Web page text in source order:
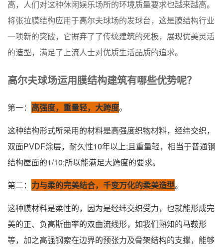
高，人们对这种休闲娱乐场所的环境质量要求也越来越高。
将张拉膜结构应用于高尔夫球场的发球台，这是膜结构行业
一项新的突破，它摒弃了了传统建筑的死板，展现优美灵活
的造型，满足了上流人士对优质生活品质的追求。
高尔夫球场运用膜结构建筑有哪些优势呢？
第一： 高强度，重量轻，大跨度。
这种结构形式所采用的材料是高强度织物材料，经纬交织，
双面PVDF涂层，耐久性10年以上;且重量轻，相当于普通钢
结构屋面的1/10;所以能满足大跨度的要求。
第二： 力与柔的完美结合，千变万化的柔美造型。
这种膜材料是柔性的，因为是经纬交织受力，也就能形成完
美的正、负高斯曲率的双曲流线形，如我们熟知的马鞍形
等，加之高强钢索在边界的预张力及骨架结构的支撑，能够